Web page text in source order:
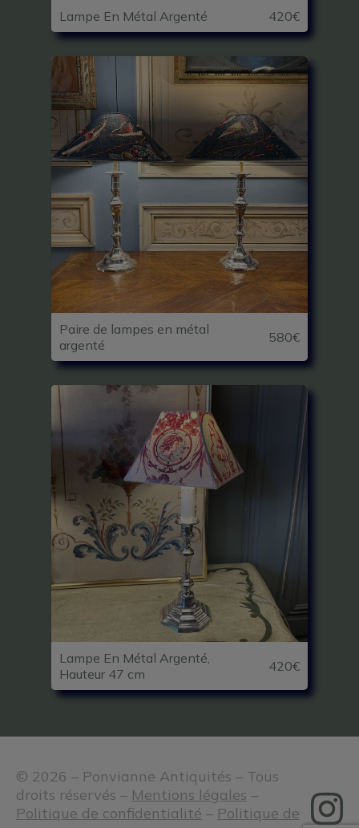
Lampe En Métal Argenté 420€
Paire de lampes en métal
argenté
580€
Lampe En Métal Argenté,
Hauteur 47 cm
420€
© 2026 – Ponvianne Antiquités – Tous
droits réservés – Mentions légales –
Politique de confidentialité – Politique de